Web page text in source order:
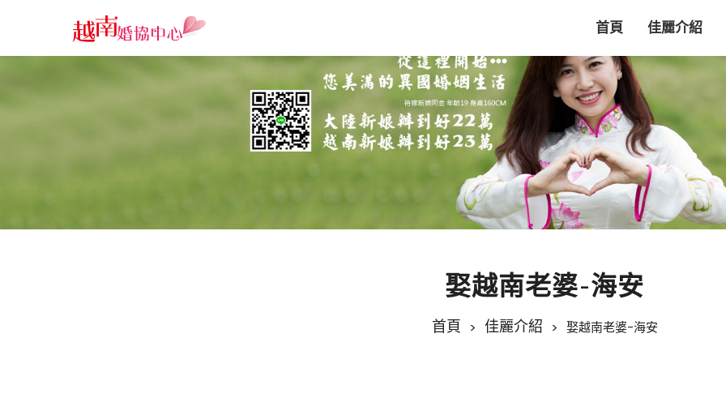
娶越南老婆-海安 首頁 佳麗介紹
娶越南老婆-海安
首頁 佳麗介紹 娶越南老婆-海安